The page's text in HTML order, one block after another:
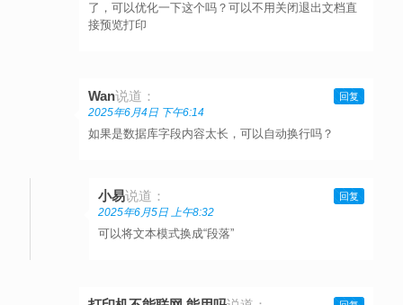
了，可以优化一下这个吗？可以不用关闭退出文档直
接预览打印
Wan说道：
2025年6月4日 下午6:14
如果是数据库字段内容太长，可以自动换行吗？
回复
小易说道：
2025年6月5日 上午8:32
可以将文本模式换成“段落”
回复